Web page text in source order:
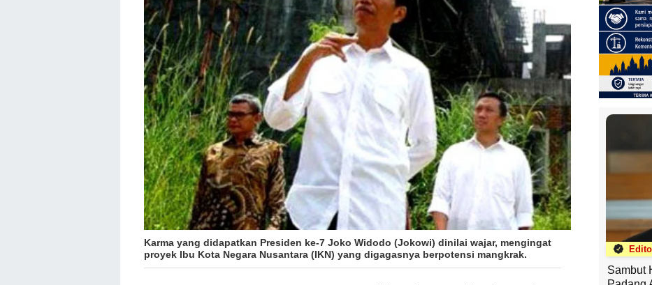
Karma yang didapatkan Presiden ke-7 Joko Widodo (Jokowi) dinilai wajar, mengingat
proyek Ibu Kota Negara Nusantara (IKN) yang digagasnya berpotensi mangkrak.
Sambut